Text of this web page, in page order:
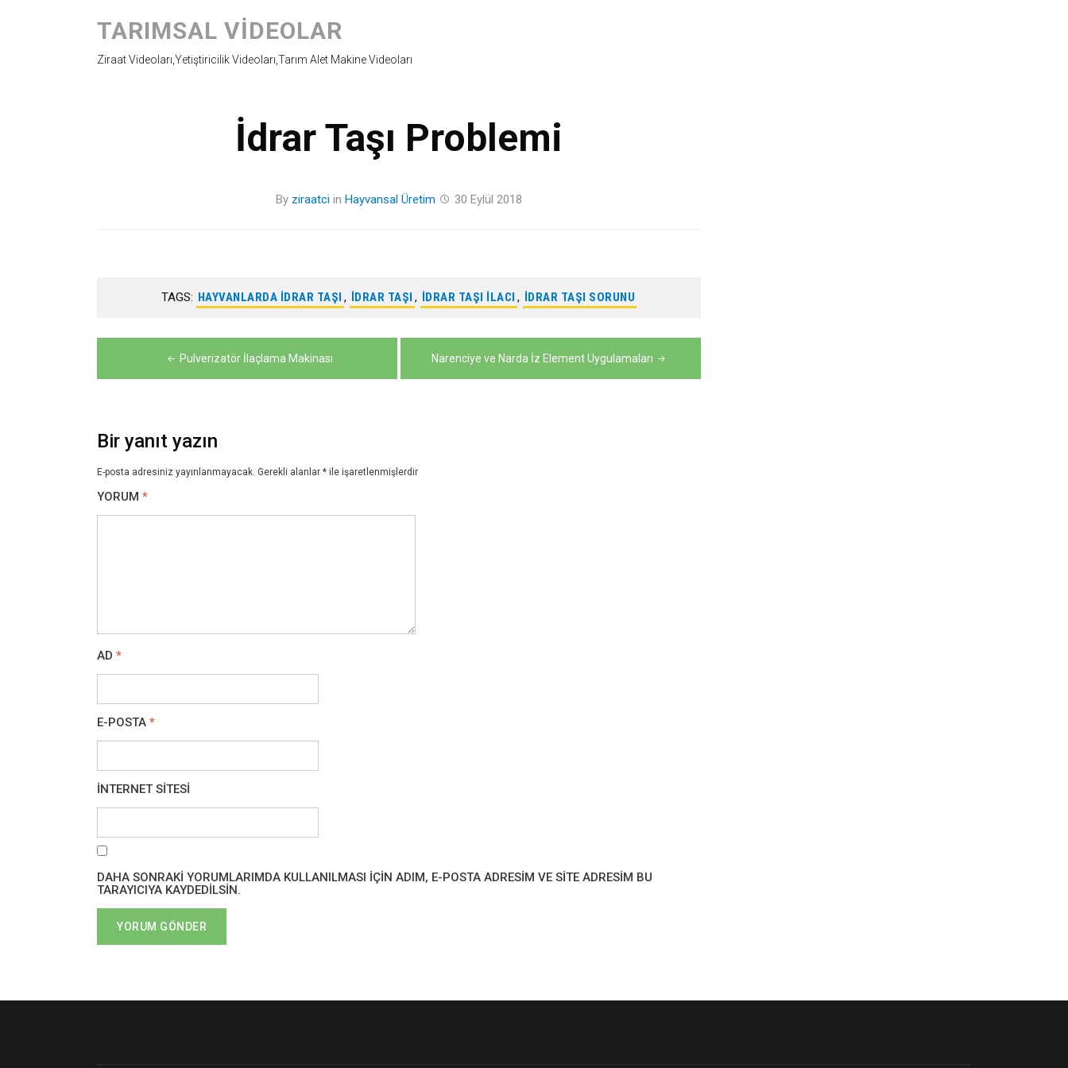
TARIMSAL VIDEOLAR
Ziraat Videoları,Yetiştiricilik Videoları,Tarım Alet Makine Videoları
İdrar Taşı Problemi
By ziraatci in Hayvansal Üretim 30 Eylül 2018
TAGS: HAYVANLARDA IDRAR TAŞI , IDRAR TAŞI , IDRAR TAŞI ILACI , IDRAR TAŞI SORUNU
gezinmesi
Pulverizatör İlaçlama Makinası Narenciye ve Narda İz Element Uygulamaları
Bir yanıt yazın
E-posta adresiniz yayınlanmayacak. Gerekli alanlar * ile işaretlenmişlerdir
YORUM *
AD *
E-POSTA *
İNTERNET SITESI
DAHA SONRAKI YORUMLARIMDA KULLANILMASI IÇIN ADIM, E-POSTA ADRESIM VE SITE ADRESIM BU
TARAYICIYA KAYDEDILSIN.